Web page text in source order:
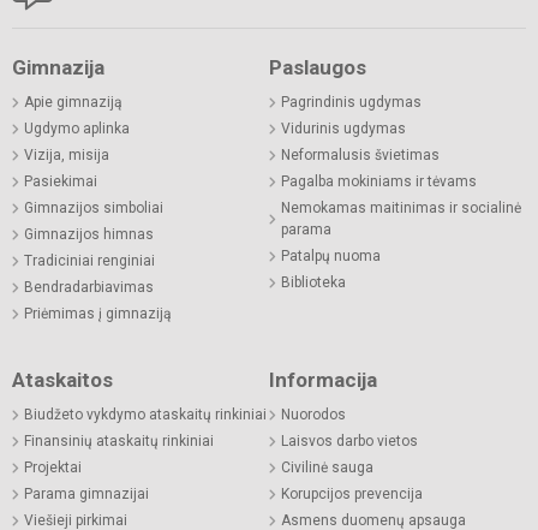
Gimnazija
Apie gimnaziją
Ugdymo aplinka
Vizija, misija
Pasiekimai
Gimnazijos simboliai
Gimnazijos himnas
Tradiciniai renginiai
Bendradarbiavimas
Priėmimas į gimnaziją
Paslaugos
Pagrindinis ugdymas
Vidurinis ugdymas
Neformalusis švietimas
Pagalba mokiniams ir tėvams
Nemokamas maitinimas ir socialinė
parama
Patalpų nuoma
Biblioteka
Ataskaitos
Biudžeto vykdymo ataskaitų rinkiniai
Finansinių ataskaitų rinkiniai
Projektai
Parama gimnazijai
Viešieji pirkimai
Informacija
Nuorodos
Laisvos darbo vietos
Civilinė sauga
Korupcijos prevencija
Asmens duomenų apsauga